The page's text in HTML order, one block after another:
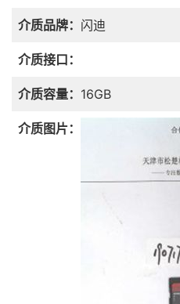
介质品牌： 闪迪
介质接口：
介质容量： 16GB
介质图片：